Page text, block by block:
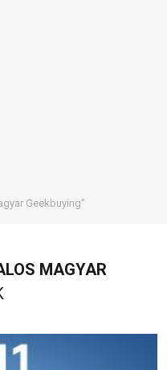
Geekbuying"
MAGYAR